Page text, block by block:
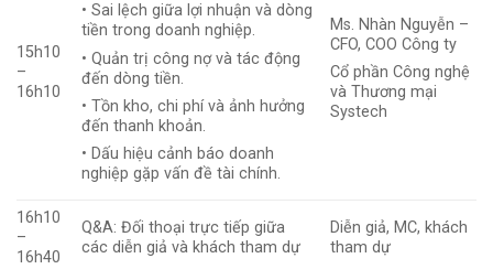
15h10
–
16h10
• Sai lệch giữa lợi nhuận và dòng
tiền trong doanh nghiệp.
• Quản trị công nợ và tác động
đến dòng tiền.
• Tồn kho, chi phí và ảnh hưởng
đến thanh khoản.
• Dấu hiệu cảnh báo doanh
nghiệp gặp vấn đề tài chính.
Ms. Nhàn Nguyễn –
CFO, COO Công ty
Cổ phầnCông nghệ
và Thương mại
Systech
16h10
–
16h40
Q&A: Đối thoại trực tiếp giữa
các diễn giả và khách tham dự
Diễn giả, MC, khách
tham dự